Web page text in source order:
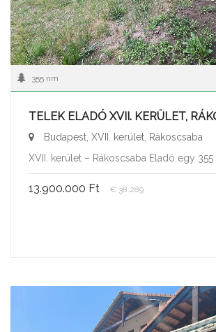
355 nm
TELEK ELADÓ XVII. KERÜLET,
Budapest, XVII. kerület, Rákoscsaba
XVII. kerület – Rákoscsaba Eladó egy 355
13.900.000 Ft € 38.289